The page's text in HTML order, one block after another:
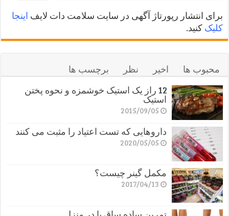
برای انتشار رپورتاژ آگهی در سایت سلامت دات لایف اینجا
کلیک کنید.
محبوب ها اخیر نظر
برچسب ها
12 راز یک استیک خوشمزه و نحوه پختن
استیک
2015/09/05
داروهایی که تست اعتیاد را مثبت می کنند
2020/05/05
مکمل گینر چیست؟
2017/04/13